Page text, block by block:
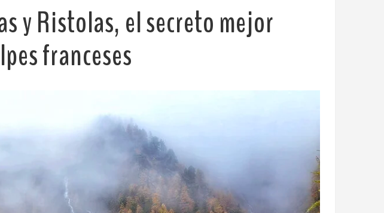
y Ristolas, el secreto mejor
franceses